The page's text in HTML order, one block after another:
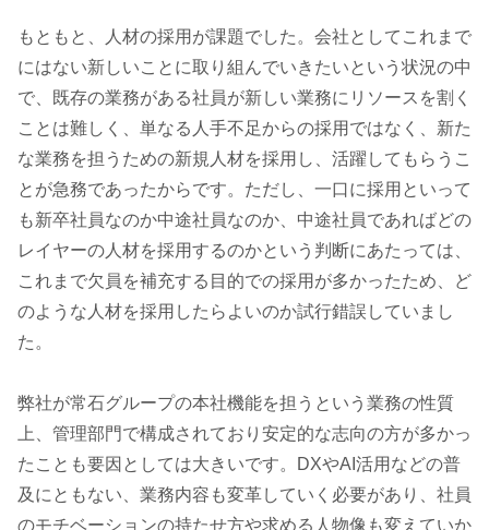
もともと、人材の採用が課題でした。会社としてこれまで
にはない新しいことに取り組んでいきたいという状況の中
で、既存の業務がある社員が新しい業務にリソースを割く
ことは難しく、単なる人手不足からの採用ではなく、新た
な業務を担うための新規人材を採用し、活躍してもらうこ
とが急務であったからです。ただし、一口に採用といって
も新卒社員なのか中途社員なのか、中途社員であればどの
レイヤーの人材を採用するのかという判断にあたっては、
これまで欠員を補充する目的での採用が多かったため、ど
のような人材を採用したらよいのか試行錯誤していまし
た。
弊社が常石グループの本社機能を担うという業務の性質
上、管理部門で構成されており安定的な志向の方が多かっ
たことも要因としては大きいです。DXやAI活用などの普
及にともない、業務内容も変革していく必要があり、社員
のモチベーションの持たせ方や求める人物像も変えていか